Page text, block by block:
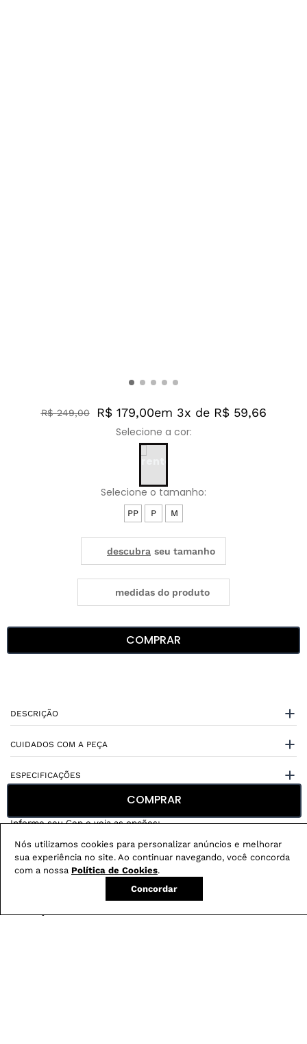
Nós utilizamos cookies para personalizar anúncios e melhorar
sua experiência no site. Ao continuar navegando, você concorda
com a nossa Política de Cookies.
Concordar
R$ 249,00 R$ 179,00em 3x de R$ 59,66
PP P M
medidas do produto
COMPRAR
DESCRIÇÃO
CUIDADOS COM A PEÇA
ESPECIFICAÇÕES
Não sei meu CEP
COMPRAR